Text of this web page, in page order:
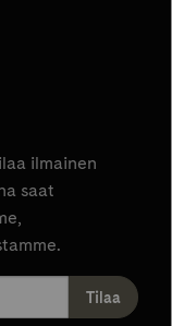
ilmainen
saat